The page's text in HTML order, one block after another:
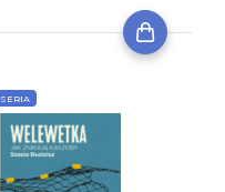
SERIA